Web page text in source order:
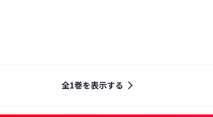
全1巻を表示する